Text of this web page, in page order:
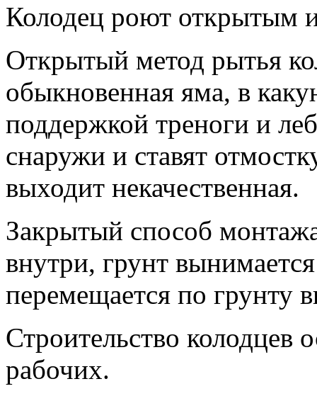
Колодец роют открытым
Открытый метод рытья
обыкновенная яма, в
поддержкой треноги и
снаружи и ставят
выходит некачественная.
Закрытый способ
внутри, грунт
перемещается по грунту
Строительство колодцев
рабочих.